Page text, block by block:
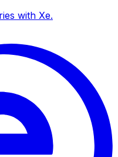
with Xe.